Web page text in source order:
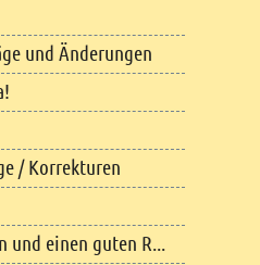
und Änderungen
/ Korrekturen
und einen guten R...